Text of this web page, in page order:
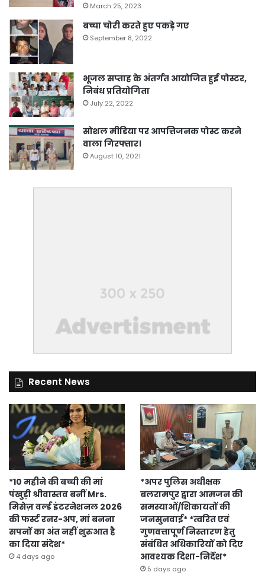
March 25, 2023
बच्चा चोरी करते हुए पकड़े गए
September 8, 2022
भूजल सप्ताह के अंतर्गत आयोजित हुई पोस्टर,
निबंध प्रतियोगिता
July 22, 2022
सोशल मीडिया पर आपत्तिजनक पोस्ट करने
वाला गिरफ्तार।
August 10, 2021
Recent News
*10 महीने की बच्ची की मां
पंखुड़ी श्रीवास्तव बनीं Mrs.
मिसेज़ वर्ल्ड इंटरनेशनल 2026
की फर्स्ट रनर-अप, मां बनना
सपनों का अंत नहीं शुरुआत है
का दिया संदेश*
4 days ago
*अपर पुलिस अधीक्षक
बलरामपुर द्वारा आमजन की
समस्याओं/शिकायतों की
जनसुनवाई* *त्वरित एवं
गुणवत्तापूर्ण निस्तारण हेतु
संबंधित अधिकारियों को दिए
आवश्यक दिशा-निर्देश*
5 days ago